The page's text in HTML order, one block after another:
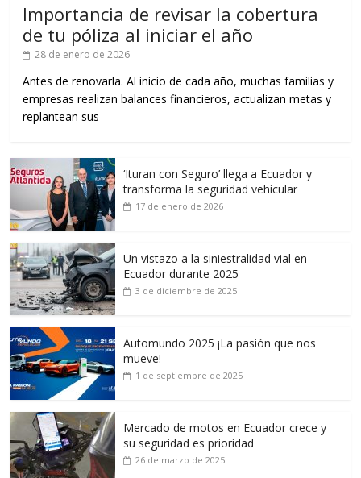
Importancia de revisar la cobertura
de tu póliza al iniciar el año
28 de enero de 2026
Antes de renovarla. Al inicio de cada año, muchas familias y
empresas realizan balances financieros, actualizan metas y
replantean sus
‘Ituran con Seguro’ llega a Ecuador y
transforma la seguridad vehicular
17 de enero de 2026
Un vistazo a la siniestralidad vial en
Ecuador durante 2025
3 de diciembre de 2025
Automundo 2025 ¡La pasión que nos
mueve!
1 de septiembre de 2025
Mercado de motos en Ecuador crece y
su seguridad es prioridad
26 de marzo de 2025